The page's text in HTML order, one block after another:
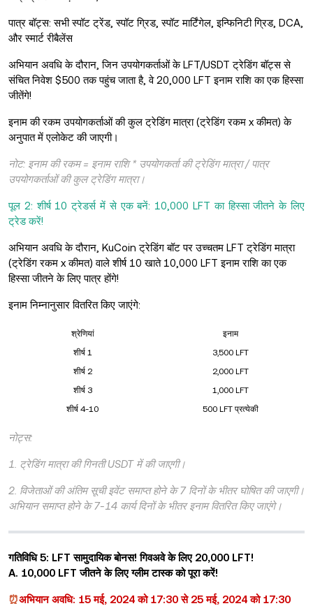
पात्र बॉट्स: सभी स्पॉट ट्रेंड, स्पॉट ग्रिड, स्पॉट मार्टिंगेल, इन्फिनिटी ग्रिड, DCA,
और स्मार्ट रीबैलेंस
अभियान अवधि के दौरान, जिन उपयोगकर्ताओं के LFT/USDT ट्रेडिंग बॉट्स से
संचित निवेश $500 तक पहुंच जाता है, वे 20,000 LFT इनाम राशि का एक हिस्सा
जीतेंगे!
इनाम की रकम उपयोगकर्ताओं की कुल ट्रेडिंग मात्रा (ट्रेडिंग रकम x कीमत) के
अनुपात में एलोकेट की जाएगी।
नोट: इनाम की रकम = इनाम राशि * उपयोगकर्ता की ट्रेडिंग मात्रा / पात्र
उपयोगकर्ताओं की कुल ट्रेडिंग मात्रा।
पूल 2: शीर्ष 10 ट्रेडर्स में से एक बनें: 10,000 LFT का हिस्सा जीतने के लिए
ट्रेड करें!
अभियान अवधि के दौरान, KuCoin ट्रेडिंग बॉट पर उच्चतम LFT ट्रेडिंग मात्रा
(ट्रेडिंग रकम x कीमत) वाले शीर्ष 10 खाते 10,000 LFT इनाम राशि का एक
हिस्सा जीतने के लिए पात्र होंगे!
इनाम निम्नानुसार वितरित किए जाएंगे:
श्रेणियां
इनाम
शीर्ष 1
3,500 LFT
शीर्ष 2
2,000 LFT
शीर्ष 3
1,000 LFT
शीर्ष 4-10
500 LFT प्रत्येकी
नोट्स:
1. ट्रेडिंग मात्रा की गिनती USDT में की जाएगी।
2. विजेताओं की अंतिम सूची इवेंट समाप्त होने के 7 दिनों के भीतर घोषित की जाएगी।
अभियान समाप्त होने के 7-14 कार्य दिनों के भीतर इनाम वितरित किए जाएंगे।
गतिविधि 5: LFT सामुदायिक बोनस! गिवअवे के लिए 20,000 LFT!
A. 10,000 LFT जीतने के लिए ग्लीम टास्क को पूरा करें!
⏰अभियान अवधि: 15 मई, 2024 को 17:30 से 25 मई, 2024 को 17:30